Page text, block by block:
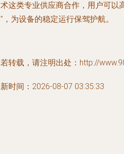
这类专业供应商合作，用户可以
，为设备的稳定运行保驾护航。
转载，请注明出处：http://
时间：2026-08-07 03:35:33